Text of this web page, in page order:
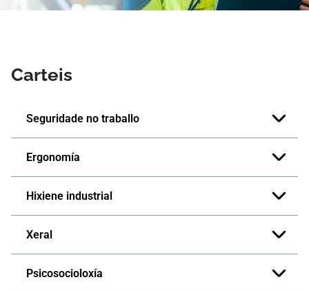
Carteis
Seguridade no traballo
Ergonomía
Hixiene industrial
Xeral
Psicosocioloxía